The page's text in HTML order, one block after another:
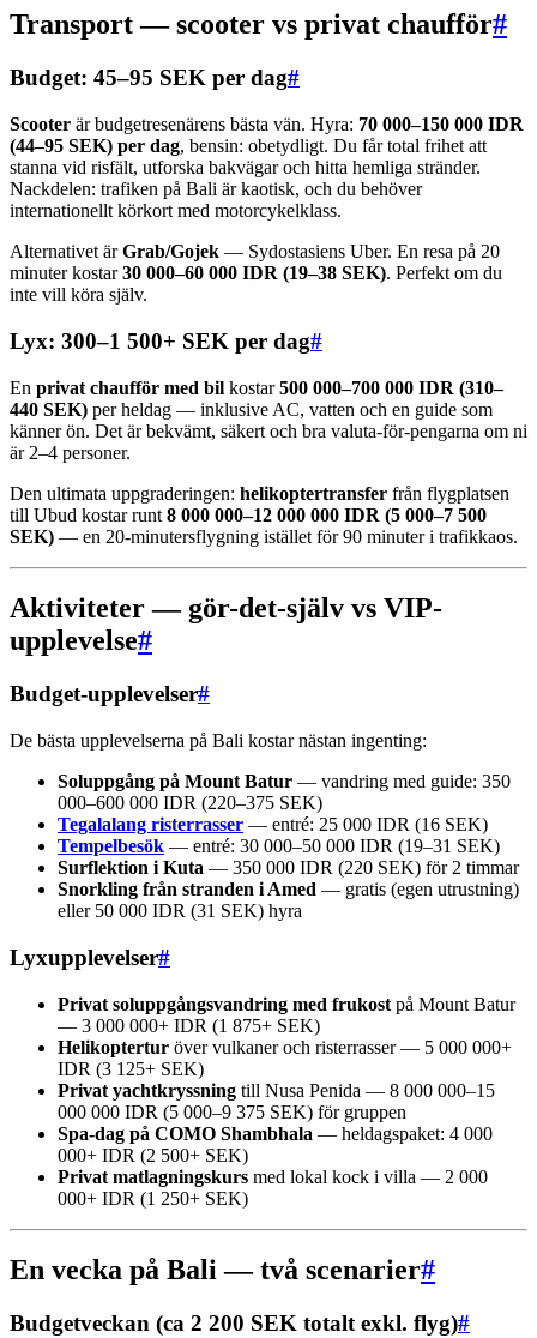
Transport — scooter vs privat chaufför#
Budget: 45–95 SEK per dag#
Scooter är budgetresenärens bästa vän. Hyra: 70 000–150 000 IDR
(44–95 SEK) per dag, bensin: obetydligt. Du får total frihet att
stanna vid risfält, utforska bakvägar och hitta hemliga stränder.
Nackdelen: trafiken på Bali är kaotisk, och du behöver
internationellt körkort med motorcykelklass.
Alternativet ärGrab/Gojek — Sydostasiens Uber. En resa på 20
minuter kostar30 000–60 000 IDR (19–38 SEK). Perfekt om du
inte vill köra själv.
Lyx: 300–1 500+ SEK per dag#
En privat chaufför med bil kostar500 000–700 000 IDR (310–
440 SEK) per heldag — inklusive AC, vatten och en guide som
känner ön. Det är bekvämt, säkert och bra valuta-för-pengarna om ni
är 2–4 personer.
Den ultimata uppgraderingen: helikoptertransfer från flygplatsen
till Ubud kostar runt 8 000 000–12 000 000 IDR (5 000–7 500
SEK) — en 20-minutersflygning istället för 90 minuter i trafikkaos.
Aktiviteter — gör-det-själv vs VIP-
upplevelse#
Budget-upplevelser#
De bästa upplevelserna på Bali kostar nästan ingenting:
Soluppgång på Mount Batur — vandring med guide: 350
000–600 000 IDR (220–375 SEK)
Tegalalang risterrasser — entré: 25 000 IDR (16 SEK)
Tempelbesök — entré: 30 000–50 000 IDR (19–31 SEK)
Surflektion i Kuta — 350 000 IDR (220 SEK) för 2 timmar
Snorkling från stranden i Amed — gratis (egen utrustning)
eller 50 000 IDR (31 SEK) hyra
Lyxupplevelser#
Privat soluppgångsvandring med frukost på Mount Batur
— 3 000 000+ IDR (1 875+ SEK)
Helikoptertur över vulkaner och risterrasser — 5 000 000+
IDR (3 125+ SEK)
Privat yachtkryssning till Nusa Penida — 8 000 000–15
000 000 IDR (5 000–9 375 SEK) för gruppen
Spa-dag på COMO Shambhala — heldagspaket: 4 000
000+ IDR (2 500+ SEK)
Privat matlagningskurs med lokal kock i villa — 2 000
000+ IDR (1 250+ SEK)
En vecka på Bali — två scenarier#
Budgetveckan (ca 2 200 SEK totalt exkl. flyg)#